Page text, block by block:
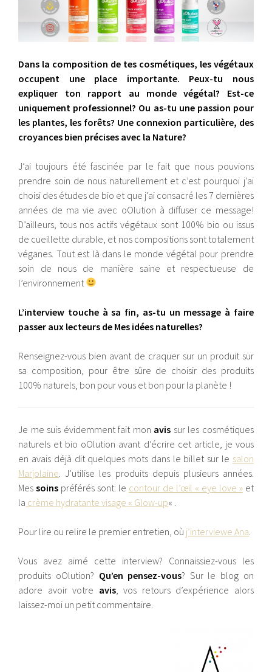
Dans la composition de tes cosmétiques, les végétaux
occupent une place importante. Peux-tu nous
expliquer ton rapport au monde végétal? Est-ce
uniquement professionnel? Ou as-tu une passion pour
les plantes, les forêts? Une connexion particulière, des
croyances bien précises avec la Nature?
J’ai toujours été fascinée par le fait que nous pouvions
prendre soin de nous naturellement et c’est pourquoi j’ai
choisi des études de bio et que j’ai consacré les 7 dernières
années de ma vie avec oOlution à diffuser ce message!
D’ailleurs, tous nos actifs végétaux sont 100% bio ou issus
de cueillette durable, et nos compositions sont totalement
véganes. Tout est là dans le monde végétal pour prendre
soin de nous de manière saine et respectueuse de
l’environnement
L’interview touche à sa fin, as-tu un message à faire
passer aux lecteurs de Mes idées naturelles?
Renseignez-vous bien avant de craquer sur un produit sur
sa composition, pour être sûre de choisir des produits
100% naturels, bon pour vous et bon pour la planète !
Je me suis évidemment fait mon avis sur les cosmétiques
naturels et bio oOlution avant d’écrire cet article, je vous
en avais déjà dit quelques mots dans le billet sur le salon
Marjolaine . J’utilise les produits depuis plusieurs années.
Messoins préférés sont: le contour de l’œil « eye love »et
la crème hydratante visage « Glow-up« .
Pour lire ou relire le premier entretien, où j’interviewe Ana
Vous avez aimé cette interview? Connaissiez-vous les
produits oOlution? Qu’en pensez-vous? Sur le blog on
adore avoir votre avis, vos retours d’expérience alors
laissez-moi un petit commentaire.